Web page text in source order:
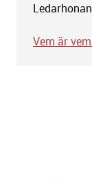
Vem är